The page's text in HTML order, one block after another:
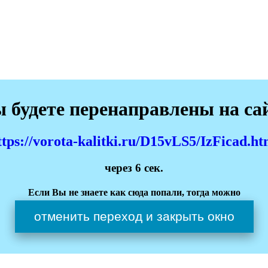
перенаправлены на
vorota-kalitki.ru/D15vLS5/
через 6 сек.
Если Вы не знаете как сюда попали, тогда можно
отменить переход и закрыть окно